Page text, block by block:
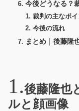
今後どうなる？
裁判の主なポイ
今後の流れ
まとめ｜後藤隆
後藤隆也
ルと顔画像